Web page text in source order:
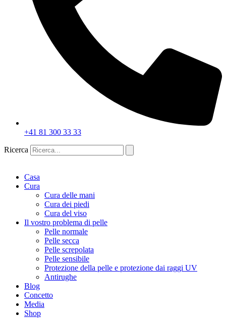
+41 81 300 33 33
Ricerca
Casa
Cura
Cura delle mani
Cura dei piedi
Cura del viso
Il vostro problema di pelle
Pelle normale
Pelle secca
Pelle screpolata
Pelle sensibile
Protezione della pelle e protezione dai raggi UV
Antirughe
Blog
Concetto
Media
Shop